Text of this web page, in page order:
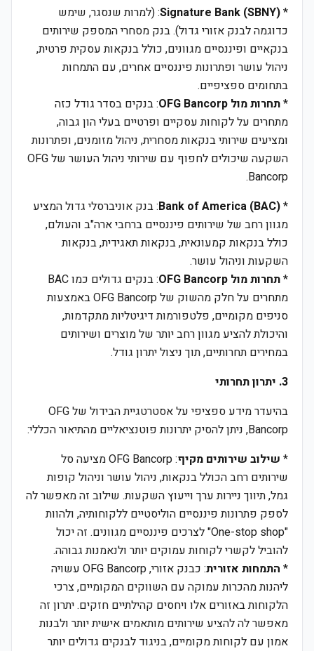
*
Signature Bank (SBNY): (למרות שנסגר, שימש
כדוגמה לבנק אזורי גדול). בנק מסחרי המספק שירותים
בנקאיים ופיננסיים מגוונים, כולל בנקאות עסקית פרטית,
ניהול עושר ופתרונות פיננסיים אחרים, עם התמחות
בתחומים ספציפיים.
*תחרות מול OFG Bancorp
: בנקים בסדר גודל כזה
מתחרים על לקוחות עסקיים ופרטיים בעלי הון גבוה,
ומציעים שירותי בנקאות מסחרית, ניהול מזומנים, ופתרונות
השקעה שיכולים לחפוף עם שירותי ניהול העושר של OFG
Bancorp.
*
Bank of America (BAC): בנק אוניברסלי גדול המציע
מגוון רחב של שירותים פיננסיים ברחבי ארה"ב והעולם,
כולל בנקאות קמעונאית, בנקאות תאגידית, בנקאות
השקעות וניהול עושר.
*תחרות מול OFG Bancorp
: בנקים גדולים כמו BAC
מתחרים על חלק מהשוק של OFG Bancorp באמצעות
סניפים מקומיים, פלטפורמות דיגיטליות מתקדמות,
והיכולת להציע מגוון רחב יותר של מוצרים ושירותים
במחירים תחרותיים, תוך ניצול יתרון גודל.
3. יתרון תחרותי
בהיעדר מידע ספציפי על אסטרטגיית הבידול של OFG
Bancorp, ניתן להסיק יתרונות פוטנציאליים מהתיאור הכללי:
* שילוב שירותים מקיף
: OFG Bancorp מציעה סל
שירותים רחב הכולל בנקאות, ניהול עושר וניהול קופות
גמל, תיווך ניירות ערך וייעוץ השקעות. שילוב זה מאפשר לה
לספק פתרונות פיננסיים הוליסטיים ללקוחותיה, ולהוות
"One-stop shop" לצרכים פיננסיים מגוונים. זה יכול
להוביל לקשרי לקוחות עמוקים יותר ולנאמנות גבוהה.
* התמחות אזורית
: כבנק אזורי, OFG Bancorp עשויה
ליהנות מהכרות עמוקה עם השווקים המקומיים, צרכי
הלקוחות באזורים אלו ויחסים קהילתיים חזקים. יתרון זה
מאפשר לה להציע שירותים מותאמים אישית יותר ולבנות
אמון עם לקוחות מקומיים, בניגוד לבנקים גדולים יותר